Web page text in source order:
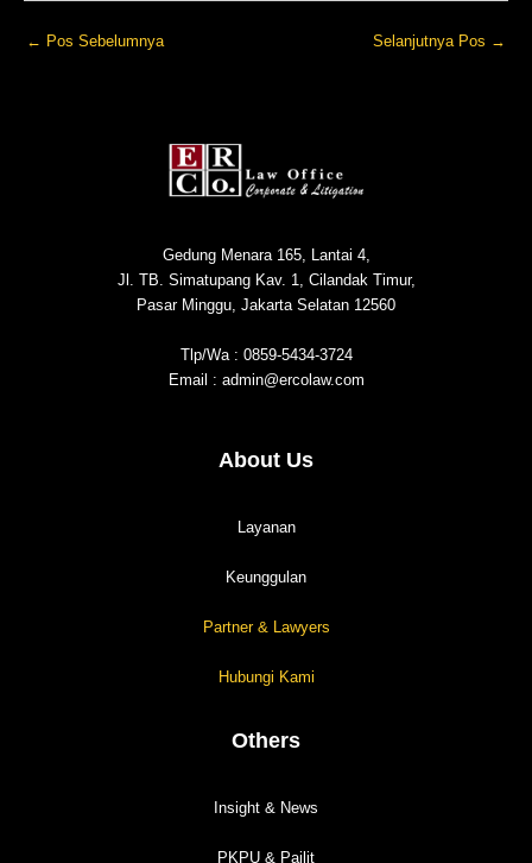
← Pos Sebelumnya Selanjutnya Pos →
Gedung Menara 165, Lantai 4,
Jl. TB. Simatupang Kav. 1, Cilandak Timur,
Pasar Minggu, Jakarta Selatan 12560
Tlp/Wa : 0859-5434-3724
Email : admin@ercolaw.com
About Us
Layanan
Keunggulan
Partner & Lawyers
Hubungi Kami
Others
Insight & News
PKPU & Pailit